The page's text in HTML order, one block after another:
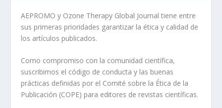
AEPROMO y Ozone Therapy Global Journal tiene entre
sus primeras prioridades garantizar la ética y calidad de
los artículos publicados.
Como compromiso con la comunidad científica,
suscribimos el código de conducta y las buenas
prácticas definidas por el Comité sobre la Ética de la
Publicación (COPE) para editores de revistas científicas.